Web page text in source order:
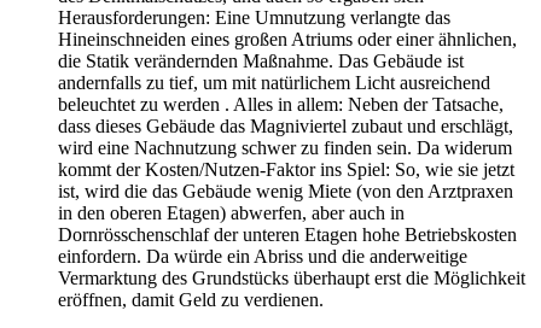
Herausforderungen: Eine Umnutzung verlangte das
Hineinschneiden eines großen Atriums oder einer ähnlichen,
die Statik verändernden Maßnahme. Das Gebäude ist
andernfalls zu tief, um mit natürlichem Licht ausreichend
beleuchtet zu werden . Alles in allem: Neben der Tatsache,
dass dieses Gebäude das Magniviertel zubaut und erschlägt,
wird eine Nachnutzung schwer zu finden sein. Da widerum
kommt der Kosten/Nutzen-Faktor ins Spiel: So, wie sie jetzt
ist, wird die das Gebäude wenig Miete (von den Arztpraxen
in den oberen Etagen) abwerfen, aber auch in
Dornrösschenschlaf der unteren Etagen hohe Betriebskosten
einfordern. Da würde ein Abriss und die anderweitige
Vermarktung des Grundstücks überhaupt erst die Möglichkeit
eröffnen, damit Geld zu verdienen.